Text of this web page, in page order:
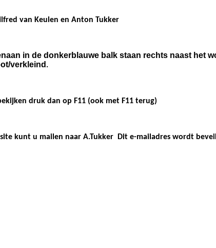
van Keulen en Anton Tukker
in de donkerblauwe balk staan rechts naast het
verkleind .
druk dan op F11 (ook met F11 terug)
kunt u mailen naar A.Tukker Dit e-mailadres wordt